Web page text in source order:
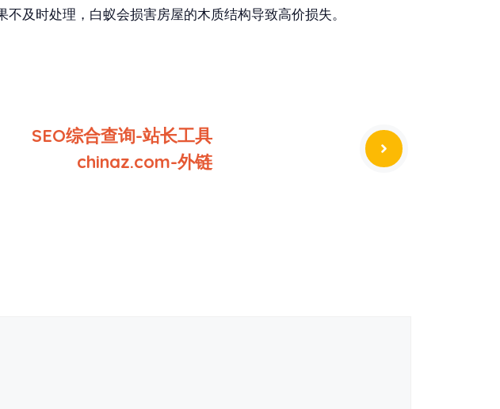
及时处理，白蚁会损害房屋的木质结构导致高价损失。
SEO综合查询-站长工具
chinaz.com-外链